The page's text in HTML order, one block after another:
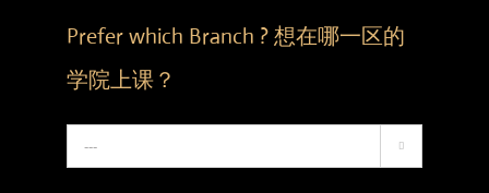
Prefer which Branch ? 想在哪一区的
学院上课？
